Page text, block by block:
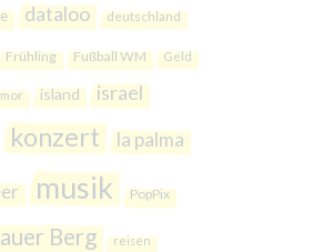
dataloo deutschland
Frühling Fußball WM Geld
island israel
konzert la palma
musik PopPix
Berg reisen